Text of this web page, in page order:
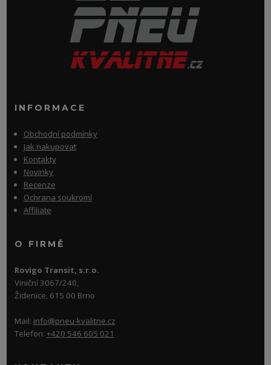
INFORMACE
Obchodní podmínky
Jak nakupovat
Kontakty
Novinky
Recenze
Ochrana soukromí
Affiliate
O FIRMĚ
Rovigo Transit, s.r.o.
Viniční 3067/240,
Židenice, 615 00 Brno
Mail: info@pneu-kvalitne.cz
Telefon: +420 546 605 021